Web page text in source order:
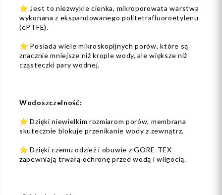
⭐ Jest to niezwykle cienka, mikroporowata warstwa
wykonana z ekspandowanego politetrafluoroetylenu
(ePTFE).
⭐ Posiada wiele mikroskopijnych porów, które są
znacznie mniejsze niż krople wody, ale większe niż
cząsteczki pary wodnej.
Wodoszczelność:
⭐ Dzięki niewielkim rozmiarom porów, membrana
skutecznie blokuje przenikanie wody z zewnątrz.
⭐ Dzięki czemu odzież i obuwie z GORE-TEX
zapewniają trwałą ochronę przed wodą i wilgocią.